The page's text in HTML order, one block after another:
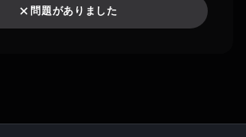
問題がありました